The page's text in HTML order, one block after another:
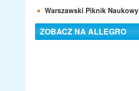
Warszawski Piknik Naukowy
ZOBACZ NA ALLEGRO